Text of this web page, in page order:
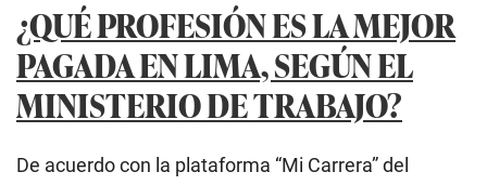
¿QUÉ PROFESIÓN ES LA MEJOR
PAGADA EN LIMA, SEGÚN EL
MINISTERIO DE TRABAJO?
De acuerdo con la plataforma “Mi Carrera” del